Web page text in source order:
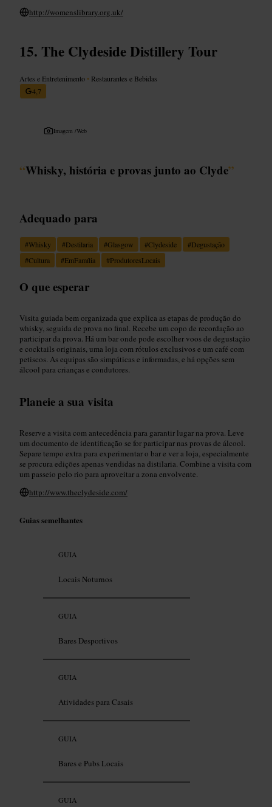
http://womenslibrary.org.uk/
The Clydeside Distillery Tour
Artes e Entretenimento • Restaurantes e Bebidas
4,7
Imagem /Web
“Whisky, história e provas junto ao Clyde”
Adequado para
#Whisky #Destilaria #Glasgow #Clydeside #Degustação
#Cultura #EmFamília #ProdutoresLocais
O que esperar
Visita guiada bem organizada que explica as etapas de produção do
whisky, seguida de prova no final. Recebe um copo de recordação ao
participar da prova. Há um bar onde pode escolher voos de degustação
e cocktails originais, uma loja com rótulos exclusivos e um café com
petiscos. As equipas são simpáticas e informadas, e há opções sem
álcool para crianças e condutores.
Planeie a sua visita
Reserve a visita com antecedência para garantir lugar na prova. Leve
um documento de identificação se for participar nas provas de álcool.
Separe tempo extra para experimentar o bar e ver a loja, especialmente
se procura edições apenas vendidas na distilaria. Combine a visita com
um passeio pelo rio para aproveitar a zona envolvente.
http://www.theclydeside.com/
Guias semelhantes
GUIA
Locais Noturnos
GUIA
Bares Desportivos
GUIA
Atividades para Casais
GUIA
Bares e Pubs Locais
GUIA